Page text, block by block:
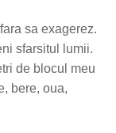
sa exagerez.
sfarsitul lumii.
de blocul meu
bere, oua,